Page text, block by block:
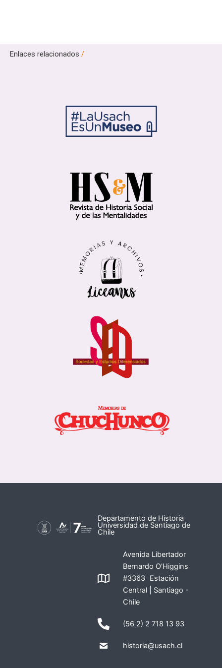
Enlaces relacionados /
Departamento de Historia
Universidad de Santiago de
Chile
Avenida Libertador
Bernardo O'Higgins
#3363 Estación
Central | Santiago -
Chile
(56 2) 2 718 13 93
historia@usach.cl